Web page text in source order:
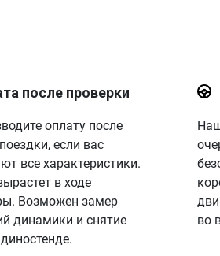
после проверки
оплату после
если вас
все характеристики.
в ходе
Возможен замер
динамики и снятие
во